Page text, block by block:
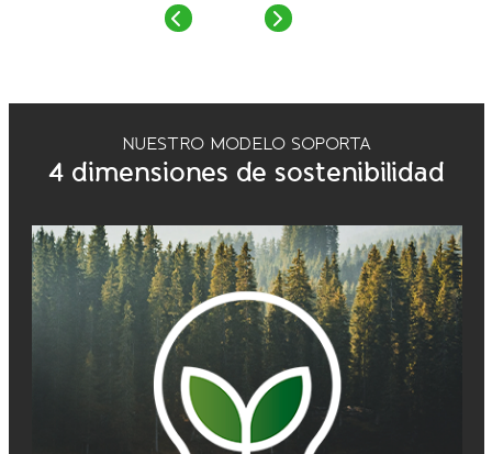
NUESTRO MODELO SOPORTA
4 dimensiones de sostenibilidad